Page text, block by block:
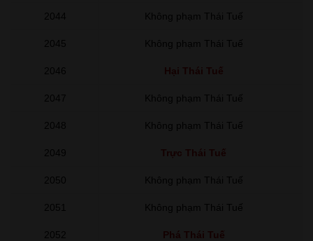
2044 Không phạm Thái Tuế
2045 Không phạm Thái Tuế
2046 Hại Thái Tuế
2047 Không phạm Thái Tuế
2048 Không phạm Thái Tuế
2049 Trực Thái Tuế
2050 Không phạm Thái Tuế
2051 Không phạm Thái Tuế
2052 Phá Thái Tuế